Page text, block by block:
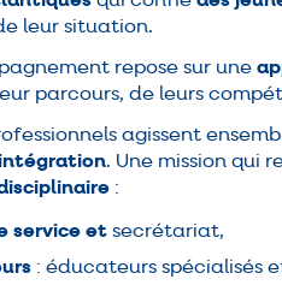
leur situation.
repose sur une
parcours, de leurs
agissent
. Une mission qui
:
service et secrétariat,
: éducateurs spécialisés